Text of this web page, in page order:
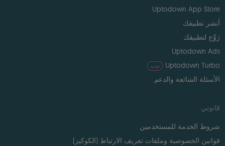
Uptodown App Store
أنشر تطبيقك
رَوِّج لتطبيقك
Uptodown Ads
Uptodown Turbo
جديد
الأسئلة الشائعة والدعم
قانوني
شروط الخدمة للمستخدمين
قوانين الخصوصية وملفات تعريف الارتباط (الكوكيز)